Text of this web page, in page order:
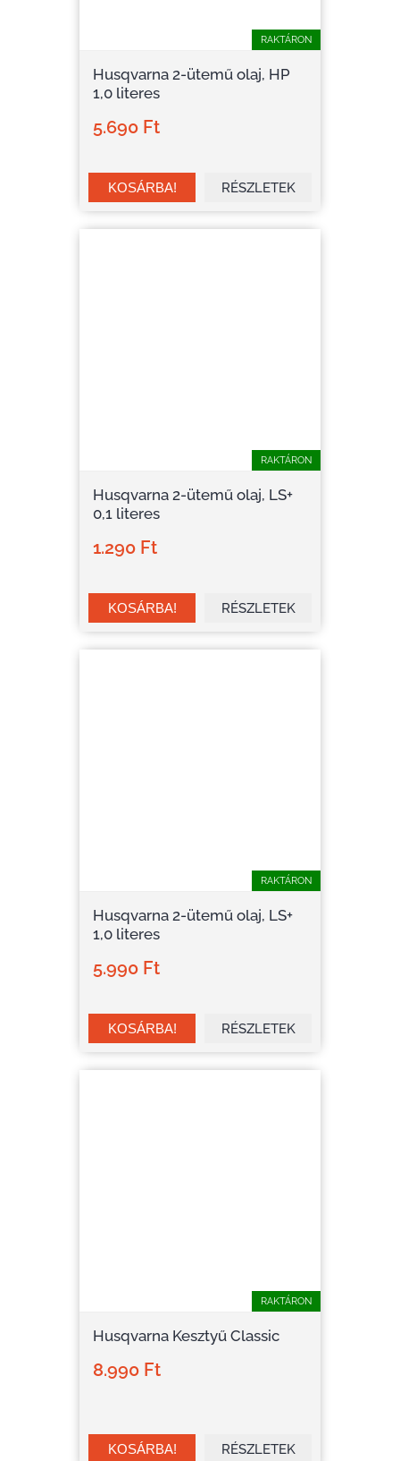
RAKTÁRON
Husqvarna 2-ütemű olaj, HP
1,0 literes
5.690 Ft
RÉSZLETEK
RAKTÁRON
Husqvarna 2-ütemű olaj, LS+
0,1 literes
1.290 Ft
RÉSZLETEK
RAKTÁRON
Husqvarna 2-ütemű olaj, LS+
1,0 literes
5.990 Ft
RÉSZLETEK
RAKTÁRON
Husqvarna Kesztyű Classic
8.990 Ft
RÉSZLETEK